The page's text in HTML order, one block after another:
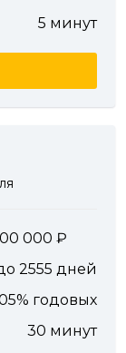
5 минут
000
2555 дней
годовых
30 минут